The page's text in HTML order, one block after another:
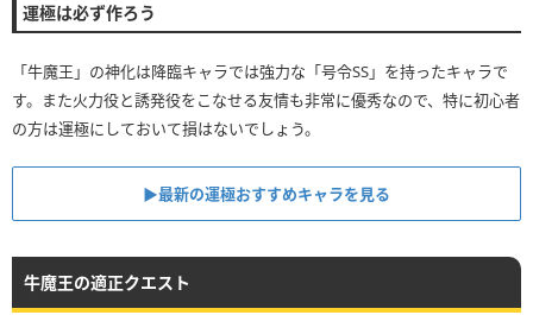
運極は必ず作ろう
「牛魔王」の神化は降臨キャラでは強力な「号令SS」を持ったキャラで
す。また火力役と誘発役をこなせる友情も非常に優秀なので、特に初心者
の方は運極にしておいて損はないでしょう。
▶最新の運極おすすめキャラを見る
牛魔王の適正クエスト